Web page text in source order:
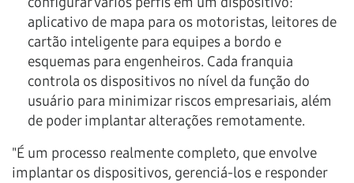
aplicativo de mapa para os motoristas, leitores de
cartão inteligente para equipes a bordo e
esquemas para engenheiros. Cada franquia
controla os dispositivos no nível da função do
usuário para minimizar riscos empresariais, além
de poder implantar alterações remotamente.
"É um processo realmente completo, que envolve
implantar os dispositivos, gerenciá-los e responder